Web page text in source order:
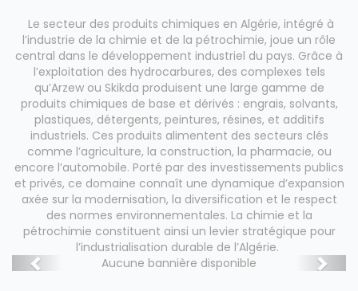
Le secteur des produits chimiques en Algérie, intégré à
l’industrie de la chimie et de la pétrochimie, joue un rôle
central dans le développement industriel du pays. Grâce à
l’exploitation des hydrocarbures, des complexes tels
qu’Arzew ou Skikda produisent une large gamme de
produits chimiques de base et dérivés : engrais, solvants,
plastiques, détergents, peintures, résines, et additifs
industriels. Ces produits alimentent des secteurs clés
comme l’agriculture, la construction, la pharmacie, ou
encore l’automobile. Porté par des investissements publics
et privés, ce domaine connaît une dynamique d’expansion
axée sur la modernisation, la diversification et le respect
des normes environnementales. La chimie et la
pétrochimie constituent ainsi un levier stratégique pour
l’industrialisation durable de l’Algérie.
Aucune bannière disponible